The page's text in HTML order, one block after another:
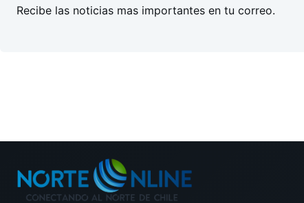
Recibe las noticias mas importantes en tu correo.